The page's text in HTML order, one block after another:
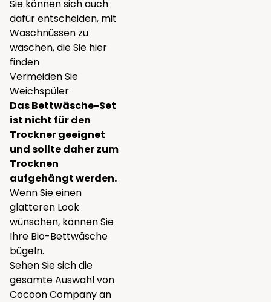
Sie können sich auch
dafür entscheiden, mit
Waschnüssen zu
waschen, die Sie hier
finden
Vermeiden Sie
Weichspüler
Das Bettwäsche-Set
ist nicht für den
Trockner geeignet
und sollte daher zum
Trocknen
aufgehängt werden.
Wenn Sie einen
glatteren Look
wünschen, können Sie
Ihre Bio-Bettwäsche
bügeln.
Sehen Sie sich die
gesamteAuswahl von
Cocoon Companyan